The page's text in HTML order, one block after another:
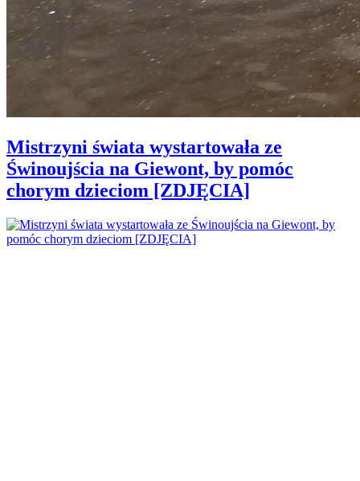
Mistrzyni świata wystartowała ze
Świnoujścia na Giewont, by pomóc
chorym dzieciom [ZDJĘCIA]